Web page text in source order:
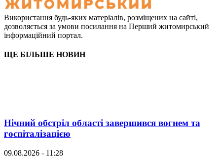
Використання будь-яких матеріалів, розміщених на сайті,
дозволяється за умови посилання на Перший житомирський
інформаційний портал.
ЩЕ БІЛЬШЕ НОВИН
Нічний обстріл області завершився вогнем та
госпіталізацією
09.08.2026 - 11:28